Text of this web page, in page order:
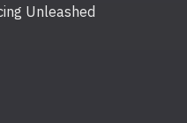
Unleashed